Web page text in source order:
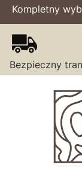
Kompletny
Bezpieczny